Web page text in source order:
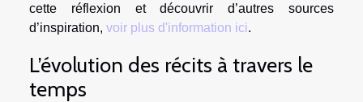
cette réflexion et découvrir d’autres sources
d’inspiration, voir plus d'information ici.
L’évolution des récits à travers le
temps